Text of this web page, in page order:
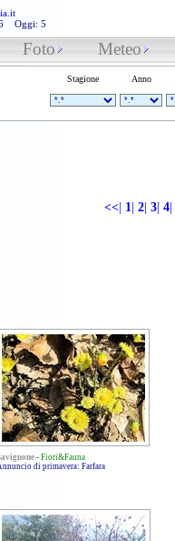
Oggi: 5
Foto Meteo
Stagione Anno
<< 1 2 3 4
- Fiori&Fauna
di primavera: Farfara